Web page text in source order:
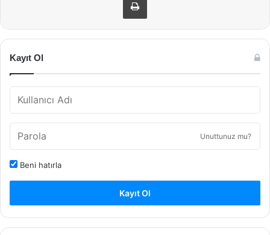
Kayıt Ol
Unuttunuz mu?
Beni hatırla
Kayıt Ol